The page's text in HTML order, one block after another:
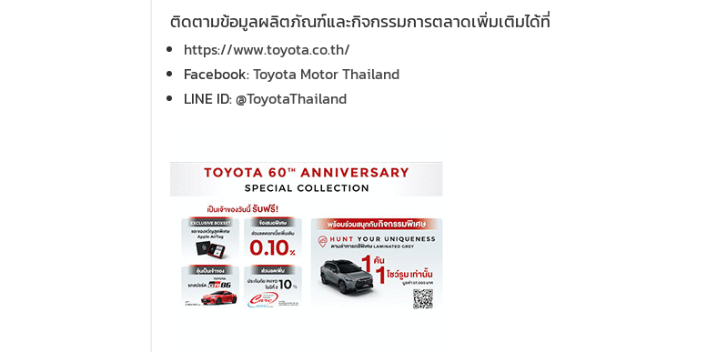
ติดตามข้อมูลผลิตภัณฑ์และกิจกรรมการตลาดเพิ่มเติมได้ที่
https://www.toyota.co.th/
Facebook:Toyota Motor Thailand
LINE ID:@ToyotaThailand